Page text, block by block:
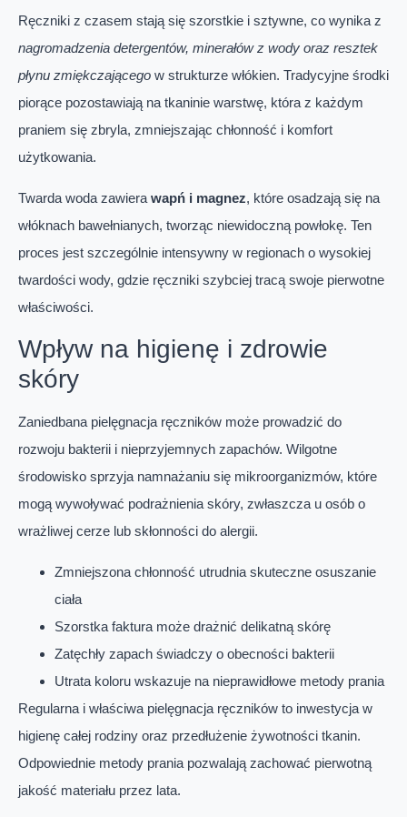
Ręczniki z czasem stają się szorstkie i sztywne, co wynika z
nagromadzenia detergentów, minerałów z wody oraz resztek
płynu zmiękczającego w strukturze włókien. Tradycyjne środki
piorące pozostawiają na tkaninie warstwę, która z każdym
praniem się zbryla, zmniejszając chłonność i komfort
użytkowania.
Twarda woda zawiera wapń i magnez, które osadzają się na
włóknach bawełnianych, tworząc niewidoczną powłokę. Ten
proces jest szczególnie intensywny w regionach o wysokiej
twardości wody, gdzie ręczniki szybciej tracą swoje pierwotne
właściwości.
Wpływ na higienę i zdrowie
skóry
Zaniedbana pielęgnacja ręczników może prowadzić do
rozwoju bakterii i nieprzyjemnych zapachów. Wilgotne
środowisko sprzyja namnażaniu się mikroorganizmów, które
mogą wywoływać podrażnienia skóry, zwłaszcza u osób o
wrażliwej cerze lub skłonności do alergii.
Zmniejszona chłonność utrudnia skuteczne osuszanie
ciała
Szorstka faktura może drażnić delikatną skórę
Zatęchły zapach świadczy o obecności bakterii
Utrata koloru wskazuje na nieprawidłowe metody prania
Regularna i właściwa pielęgnacja ręczników to inwestycja w
higienę całej rodziny oraz przedłużenie żywotności tkanin.
Odpowiednie metody prania pozwalają zachować pierwotną
jakość materiału przez lata.